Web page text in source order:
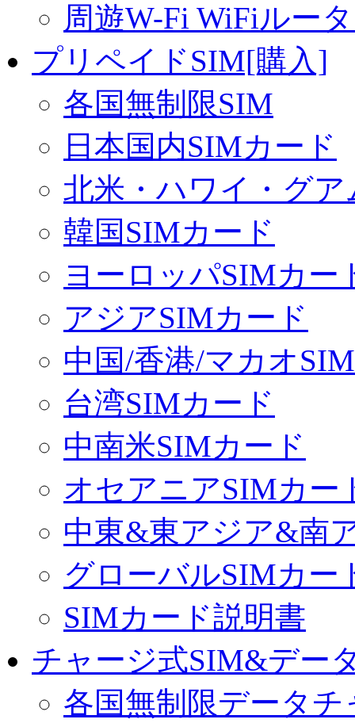
周遊W-Fi WiFiルー
プリペイドSIM[購入]
各国無制限SIM
日本国内SIMカード
北米・ハワイ・グ
韓国SIMカード
ヨーロッパSIMカー
アジアSIMカード
中国/香港/マカオ
台湾SIMカード
中南米SIMカード
オセアニアSIMカー
中東&東アジア&南
グローバルSIMカー
SIMカード説明書
チャージ式SIM&デー
各国無制限データチ